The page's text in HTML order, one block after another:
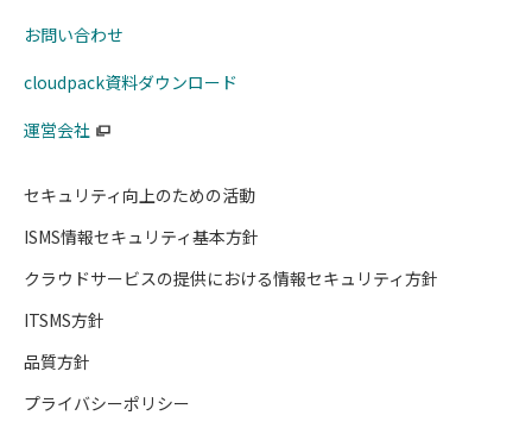
お問い合わせ
cloudpack資料ダウンロード
運営会社
セキュリティ向上のための活動
ISMS情報セキュリティ基本方針
クラウドサービスの提供における情報セキュリティ方針
ITSMS方針
品質方針
プライバシーポリシー